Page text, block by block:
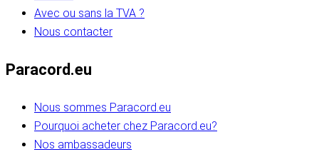
Avec ou sans la TVA ?
Nous contacter
Paracord.eu
Nous sommes Paracord.eu
Pourquoi acheter chez Paracord.eu?
Nos ambassadeurs